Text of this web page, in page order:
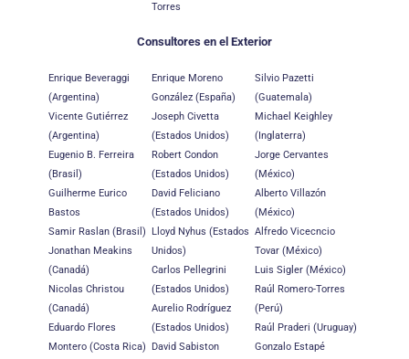
Torres
Consultores en el Exterior
Enrique Beveraggi
(Argentina)
Vicente Gutiérrez
(Argentina)
Eugenio B. Ferreira
(Brasil)
Guilherme Eurico
Bastos
Samir Raslan (Brasil)
Jonathan Meakins
(Canadá)
Nicolas Christou
(Canadá)
Eduardo Flores
Montero (Costa Rica)
Enrique Moreno
González (España)
Joseph Civetta
(Estados Unidos)
Robert Condon
(Estados Unidos)
David Feliciano
(Estados Unidos)
Lloyd Nyhus (Estados
Unidos)
Carlos Pellegrini
(Estados Unidos)
Aurelio Rodríguez
(Estados Unidos)
David Sabiston
Silvio Pazetti
(Guatemala)
Michael Keighley
(Inglaterra)
Jorge Cervantes
(México)
Alberto Villazón
(México)
Alfredo Vicecncio
Tovar (México)
Luis Sigler (México)
Raúl Romero-Torres
(Perú)
Raúl Praderi (Uruguay)
Gonzalo Estapé